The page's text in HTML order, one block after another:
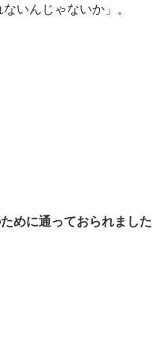
いんじゃないか」。
めに通っておられました